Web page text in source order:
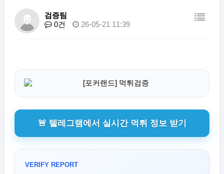
검증팀
0건
26-05-21 11:39
🚨 텔레그램에서 실시간 먹튀 정보 받기
VERIFY REPORT